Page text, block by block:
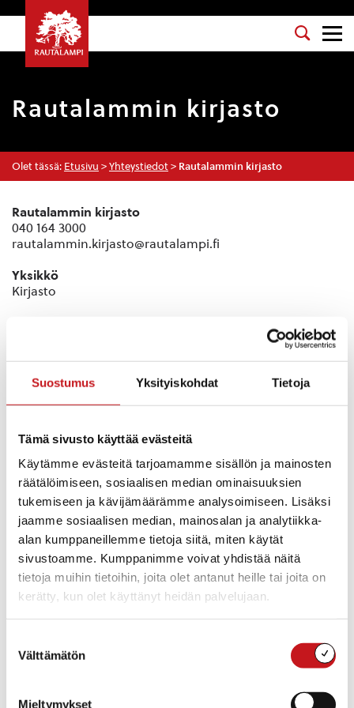
Suostumus Yksityiskohdat Tietoja
Tämä sivusto käyttää evästeitä
Käytämme evästeitä tarjoamamme sisällön ja mainosten
räätälöimiseen, sosiaalisen median ominaisuuksien
tukemiseen ja kävijämäärämme analysoimiseen. Lisäksi
jaamme sosiaalisen median, mainosalan ja analytiikka-
alan kumppaneillemme tietoja siitä, miten käytät
sivustoamme. Kumppanimme voivat yhdistää näitä
tietoja muihin tietoihin, joita olet antanut heille tai joita on
kerätty, kun olet käyttänyt heidän palvelujaan.
valinta
Välttämätön
Mieltymykset
Rautalammin kirjasto
Olet tässä: Etusivu > Yhteystiedot > Rautalammin kirjasto
Rautalammin kirjasto
040 164 3000
rautalammin.kirjasto@rautalampi.fi
Yksikkö
Kirjasto
Aukioloajat
Maanantai
13.00-19.00
Tiistai
10.00-15.00
Keskiviikko
10.00-15.00
Torstai
10.00-15.00
Perjantai
10.00-15.00
Lauantai
Suljettu
Suljettu